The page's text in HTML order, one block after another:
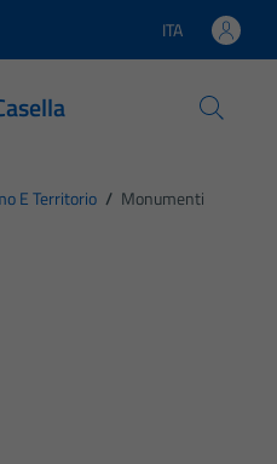
Lingua attiva:
ITA
E Territorio / Monumenti